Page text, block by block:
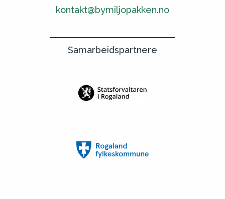
kontakt@bymiljopakken.no
Samarbeidspartnere